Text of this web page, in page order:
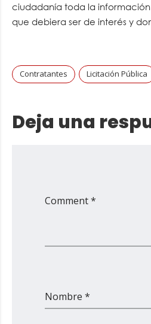
ciudadanía toda la
que debiera ser de interés y
Contratantes Licitación Pública
Deja una
Comment *
Nombre *